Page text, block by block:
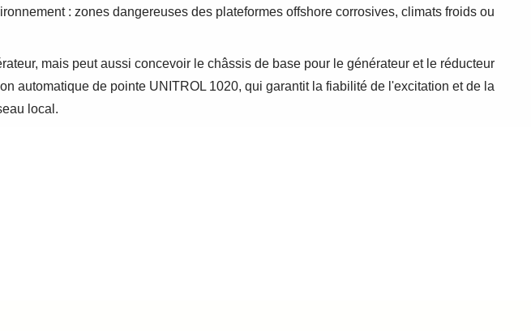
: zones dangereuses des plateformes offshore corrosives, climats froids ou
mais peut aussi concevoir le châssis de base pour le générateur et le réducteur
automatique de pointe UNITROL 1020, qui garantit la fiabilité de l'excitation et de la
local.